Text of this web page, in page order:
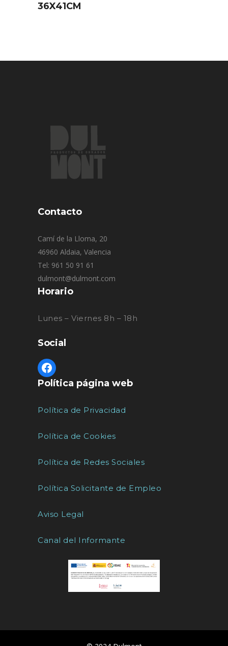
36X41CM
Contacto
Camí de la Lloma, 20
46960 Aldaia, Valencia
Tel: 961 50 91 61
dulmont@dulmont.com
Horario
Lunes – Viernes 8h – 18h
Social
Política página web
Política de Privacidad
Política de Cookies
Política de Redes Sociales
Política Solicitante de Empleo
Aviso Legal
Canal del Informante